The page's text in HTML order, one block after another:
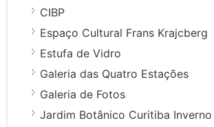
CIBP
Espaço Cultural Frans Krajcberg
Estufa de Vidro
Galeria das Quatro Estações
Galeria de Fotos
Jardim Botânico Curitiba Inverno